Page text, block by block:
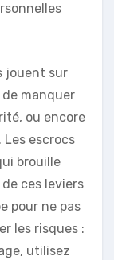
jouent sur
de manquer
ou encore
Les escrocs
brouille
ces leviers
pour ne pas
les risques :
utilisez